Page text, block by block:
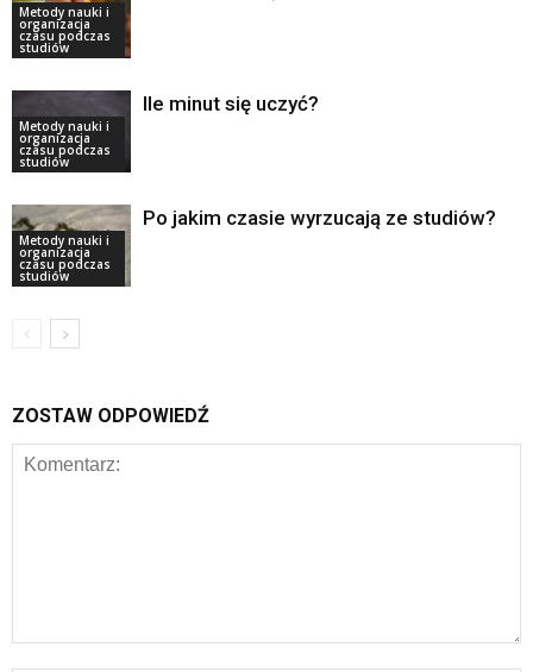
Metody nauki i
organizacja
czasu podczas
studiów
Metody nauki i
organizacja
czasu podczas
studiów
Ile minut się uczyć?
Metody nauki i
organizacja
czasu podczas
studiów
Po jakim czasie wyrzucają ze studiów?
ZOSTAW ODPOWIEDŹ